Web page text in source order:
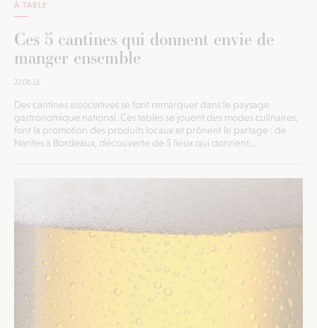
À TABLE
Ces 5 cantines qui donnent envie de
manger ensemble
22.06.16
Des cantines associatives se font remarquer dans le paysage
gastronomique national. Ces tables se jouent des modes culinaires,
font la promotion des produits locaux et prônent le partage : de
Nantes à Bordeaux, découverte de 5 lieux qui donnent...